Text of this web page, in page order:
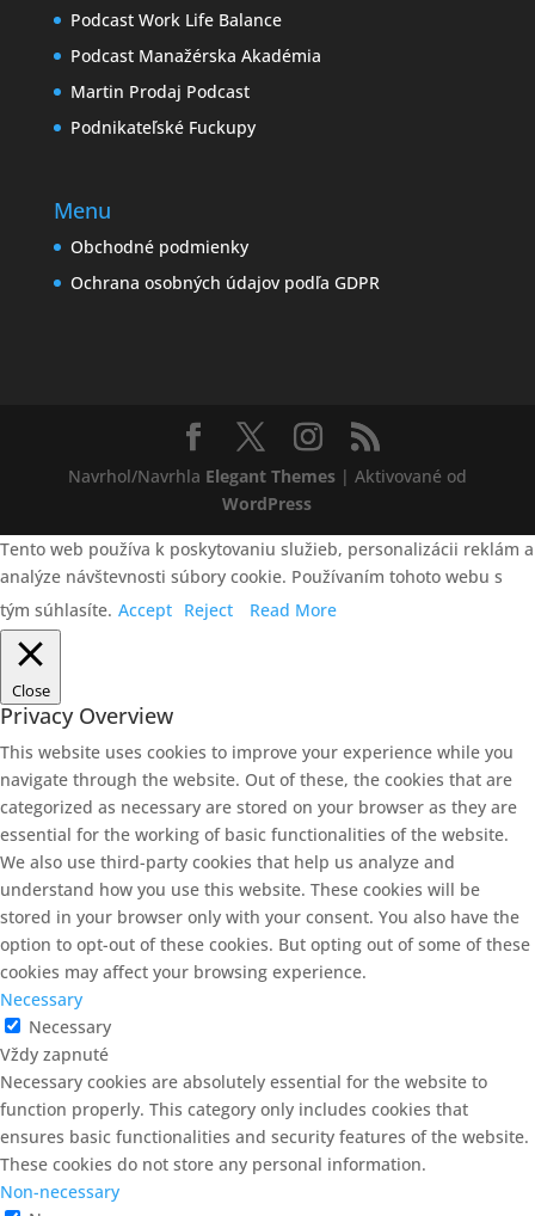
Podcast Work Life Balance
Podcast Manažérska Akadémia
Martin Prodaj Podcast
Podnikateľské Fuckupy
Menu
Obchodné podmienky
Ochrana osobných údajov podľa GDPR
Navrhol/Navrhla Elegant Themes| Aktivované od
WordPress
Tento web používa k poskytovaniu služieb, personalizácii reklám a
analýze návštevnosti súbory cookie. Používaním tohoto webu s
tým súhlasíte. Accept Reject Read More
Close
Privacy Overview
This website uses cookies to improve your experience while you
navigate through the website. Out of these, the cookies that are
categorized as necessary are stored on your browser as they are
essential for the working of basic functionalities of the website.
We also use third-party cookies that help us analyze and
understand how you use this website. These cookies will be
stored in your browser only with your consent. You also have the
option to opt-out of these cookies. But opting out of some of these
cookies may affect your browsing experience.
Necessary
Necessary
Vždy zapnuté
Necessary cookies are absolutely essential for the website to
function properly. This category only includes cookies that
ensures basic functionalities and security features of the website.
These cookies do not store any personal information.
Non-necessary